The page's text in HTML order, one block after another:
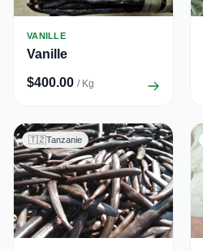
VANILLE
Vanille
$400.00 / Kg
🇹🇿Tanzanie